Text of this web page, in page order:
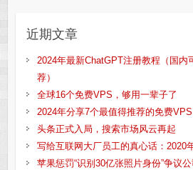
近期文章
2024年最新ChatGPT注册教程（国内
荐）
全球16个免费VPS，够用一辈子了
2024年分享7个最值得推荐的免费VPS
头条正式入局，搜索市场风云再起
写给互联网大厂员工的真心话：2020
苹果惩罚“识别30亿张照片身份”争议